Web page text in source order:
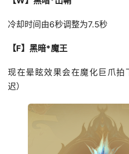
冷却时间由6秒调整为7.5秒
【F】黑暗*魔王
现在晕眩效果会在魔化巨爪
迟）